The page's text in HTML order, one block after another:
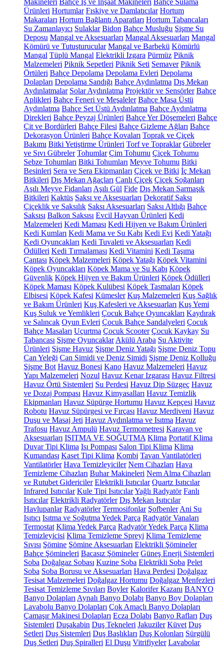
Makineleri Bahçe İş ve İnşaat Makineleri Bahçe Sulama
Ürünleri Hortumlar Fıskiye ve Damlatıcılar Hortum
Makaraları Hortum Bağlantı Aparatları Hortum Tabancaları
Su Zamanlayıcı Sulaklar Bidon Bahçe Musluğu Şişme Su
Deposu Mangal ve Aksesuarları Mangal Aksesuarları Mangal
Kömürü ve Tutuşturucular Mangal ve Barbekü Kömürlü
Mangal Tüplü Mangal Elektrikli Izgara Pürmüz Piknik
Malzemeleri Piknik Sepetleri Piknik Seti Semaver Piknik
Örtüleri Bahçe Depolama Depolama Evleri Depolama
Dolapları Depolama Sandığı Bahçe Aydınlatma Dış Mekan
Aydınlatmalar Solar Aydınlatma Projektör ve Sensörler Bahçe
Aplikleri Bahçe Feneri ve Meşaleler Bahçe Masa Üstü
Aydınlatma Bahçe Set Üstü Aydınlatma Bahçe Aydınlatma
Direkleri Bahçe Peyzaj Ürünleri Bahçe Yer Döşemeleri Bahçe
Çit ve Bordürleri Bahçe Filesi Bahçe Gizleme Ağları Bahçe
Dekorasyon Ürünleri Bahçe Kovaları Toprak ve Çiçek
Bakımı Bitki Yetiştirme Ürünleri Torf ve Topraklar Gübreler
ve Sıvı Gübreler Tohumlar Çim Tohumu Çiçek Tohumu
Sebze Tohumları Bitki Tohumları Meyve Tohumu Bitki
Besinleri Sera ve Sera Ekipmanları Çiçek ve Bitki İç Mekan
Bitkileri Dış Mekan Ağaçları Canlı Çiçek Çiçek Soğanları
Aşılı Meyve Fidanları Aşılı Gül Fide Dış Mekan Sarmaşık
Bitkileri Kaktüs Saksı ve Aksesuarları Dekoratif Saksı
Çiçeklik ve Saksılık Saksı Aksesuarları Saksı Altlığı Bahçe
Saksısı Balkon Saksısı Evcil Hayvan Ürünleri Kedi
Malzemeleri Kedi Maması Kedi Hijyen ve Bakım Ürünleri
Kedi Kumları Kedi Mama ve Su Kabı Kedi Evi Kedi Yatağı
Kedi Oyuncakları Kedi Tuvaleti ve Aksesuarları Kedi
Ödülleri Kedi Tırmalaması Kedi Vitamini Kedi Taşıma
Çantası Köpek Malzemeleri Köpek Yatağı Köpek Vitamini
Köpek Oyuncakları Köpek Mama ve Su Kabı Köpek
Güvenlik Köpek Hijyen ve Bakım Ürünleri Köpek Ödülleri
Köpek Maması Köpek Kulübesi Köpek Tasmaları Köpek
Elbisesi Köpek Kafesi Kümesler Kuş Malzemeleri Kuş Sağlık
ve Bakım Ürünleri Kuş Kafesleri ve Aksesuarları Kuş Yemi
Kuş Suluk ve Yemlikleri Çocuk Bahçe Oyuncakları Kaydırak
ve Salıncak Oyun Evleri Çocuk Bahçe Sandalyeleri Çocuk
Bahçe Masaları Uçurtma Çocuk Scooter Çocuk Kaykay Su
Tabancası Şişme Oyuncaklar Akülü Araba Su Aktivite
Ürünleri Şişme Havuz Şişme Deniz Yatağı Şişme Deniz Topu
Can Yeleği Can Simidi ve Deniz Simidi Şişme Deniz Kolluğu
Şişme Bot Havuz Bonesi Kano Havuz Malzemeleri Havuz
Yapı Malzemeleri Nozul Havuz Kenar Izgarası Havuz Filtresi
Havuz Örtü Sistemleri Su Perdesi Havuz Dip Süzgeç Havuz
ve Dozaj Pompası Havuz Kimyasalları Havuz Temizlik
Ekipmanları Havuz Süpürge Hortumu Havuz Kepçesi Havuz
Robotu Havuz Süpürgesi ve Fırçası Havuz Merdiveni Havuz
Duşu ve Masaj Jeti Havuz Aydınlatma ve Isıtma Havuz
Trafosu Havuz Ampulü Havuz Termometresi Karavan ve
Aksesuarları ISITMA VE SOĞUTMA Klima Portatif Klima
Duvar Tipi Klima Isı Pompası Salon Tipi Klima Klima
Kumandası Kaset Tipi Klima Kombi Tavan Vantilatörleri
Vantilatörler Hava Temizleyiciler Nem Cihazları Hava
Temizleme Cihazları Buhar Makineleri Nem Alma Cihazları
ve Rutubet Gidericiler Elektrikli Isıtıcılar Quartz Isıtıcılar
Infrared Isıtıcılar Kule Tipi IsıtıcılarYağlı Radyatör Fanlı
Isıtıcılar Elektrikli Radyatörler Dış Mekan Isıtıcılar
Havlupanlar Radyatörler Termosifonlar Şofbenler Ani Su
Isıtıcı Isıtma ve Soğutma Yedek Parça Radyatör Vanaları
Termostat Klima Yedek Parça Radyatör Yedek Parça Klima
Temizleyicisi Klima Temizleme Spreyi Klima Temizleme
Sıvısı Şömine Şömine Aksesuarları Elektrikli Şömineler
Bahçe Şömineleri Bacasız Şömineler Güneş Enerji Sistemleri
Soba Doğalgaz Sobası Kuzine Soba Elektrikli Soba Pelet
Soba Soba Borusu ve Aksesuarları Hava Perdesi Doğalgaz
Tesisat Malzemeleri Doğalgaz Hortumu Doğalgaz Menfezleri
Tesisat Temizleme Sıvıları Boyler Kalorifer Kazanı BANYO
Banyo Dolapları Aynalı Banyo Dolabı Banyo Boy Dolapları
Lavabolu Banyo Dolapları Çok Amaçlı Banyo Dolapları
Çamaşır Makinesi Dolapları Ecza Dolabı Banyo Rafları Duş
Sistemleri Duşakabin Duş Tekneleri Jakuziler Küvet Duş
Setleri Duş Sistemleri Duş Başlıkları Duş Kolonları Sürgülü
Duş Setleri Duş Spiralleri El Duşu Vitrifiyeler Lavabolar